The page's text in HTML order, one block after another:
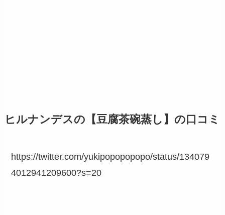
ヒルナンデスの【豆腐茶碗蒸し】の口コミ
https://twitter.com/yukipopopopopo/status/134079
4012941209600?s=20